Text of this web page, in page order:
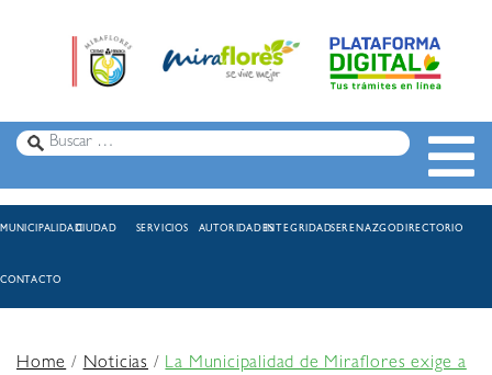
MUNICIPALIDADCIUDAD SERVICIOS AUTORIDADESINTEGRIDADSERENAZGODIRECTORIO
CONTACTO
Home/Noticias /La Municipalidad de Miraflores exige a